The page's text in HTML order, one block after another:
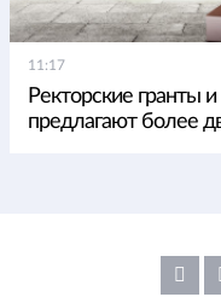
11:17
Ректорские гранты
предлагают более